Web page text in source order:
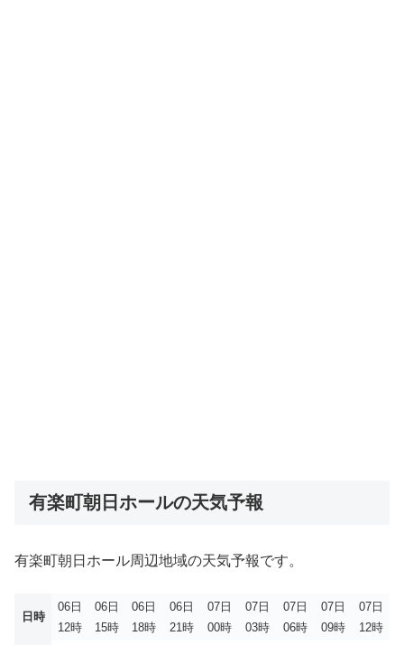
有楽町朝日ホールの天気予報
有楽町朝日ホール周辺地域の天気予報です。
日時
06日
12時
06日
15時
06日
18時
06日
21時
07日
00時
07日
03時
07日
06時
07日
09時
07日
12時